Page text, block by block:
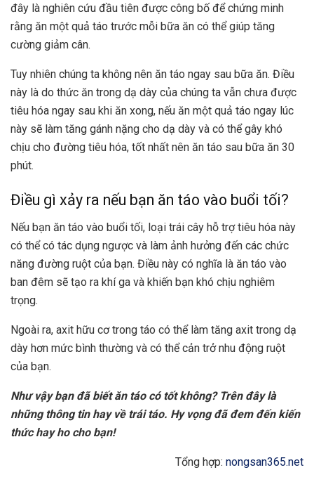
đây là nghiên cứu đầu tiên được công bố để chứng minh
rằng ăn một quả táo trước mỗi bữa ăn có thể giúp tăng
cường giảm cân.
Tuy nhiên chúng ta không nên ăn táo ngay sau bữa ăn. Điều
này là do thức ăn trong dạ dày của chúng ta vẫn chưa được
tiêu hóa ngay sau khi ăn xong, nếu ăn một quả táo ngay lúc
này sẽ làm tăng gánh nặng cho dạ dày và có thể gây khó
chịu cho đường tiêu hóa, tốt nhất nên ăn táo sau bữa ăn 30
phút.
Điều gì xảy ra nếu bạn ăn táo vào buổi tối?
Nếu bạn ăn táo vào buổi tối, loại trái cây hỗ trợ tiêu hóa này
có thể có tác dụng ngược và làm ảnh hưởng đến các chức
năng đường ruột của bạn. Điều này có nghĩa là ăn táo vào
ban đêm sẽ tạo ra khí ga và khiến bạn khó chịu nghiêm
trọng.
Ngoài ra, axit hữu cơ trong táo có thể làm tăng axit trong dạ
dày hơn mức bình thường và có thể cản trở nhu động ruột
của bạn.
Như vậy bạn đã biết ăn táo có tốt không? Trên đây là
những thông tin hay về trái táo. Hy vọng đã đem đến kiến
thức hay ho cho bạn!
Tổng hợp: nongsan365.net